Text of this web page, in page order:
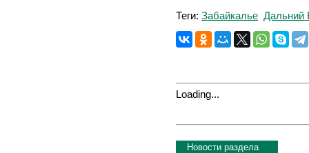
Теги: Забайкалье Дальний
Loading...
Новости раздела